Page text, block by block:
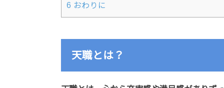
6 おわりに
天職とは？